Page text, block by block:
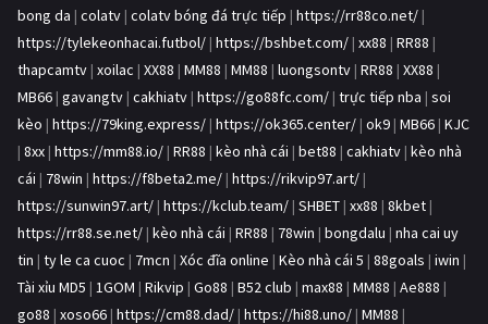
bong da | colatv | colatv bóng đá trực tiếp | https://rr88co.net/ |
https://tylekeonhacai.futbol/ | https://bshbet.com/ | xx88 | RR88 |
thapcamtv | xoilac | XX88 | MM88 | MM88 | luongsontv | RR88 | XX88 |
MB66 | gavangtv | cakhiatv | https://go88fc.com/ | trực tiếp nba | soi
kèo | https://79king.express/ | https://ok365.center/ | ok9 | MB66 | KJC
| 8xx | https://mm88.io/ | RR88 | kèo nhà cái | bet88 | cakhiatv | kèo nhà
cái | 78win | https://f8beta2.me/ | https://rikvip97.art/ |
https://sunwin97.art/ | https://kclub.team/ | SHBET | xx88 | 8kbet |
https://rr88.se.net/ | kèo nhà cái | RR88 | 78win | bongdalu | nha cai uy
tin | ty le ca cuoc | 7mcn | Xóc đĩa online | Kèo nhà cái 5 | 88goals | iwin |
Tài xỉu MD5 | 1GOM | Rikvip | Go88 | B52 club | max88 | MM88 | Ae888 |
go88 | xoso66 | https://cm88.dad/ | https://hi88.uno/ | MM88 |